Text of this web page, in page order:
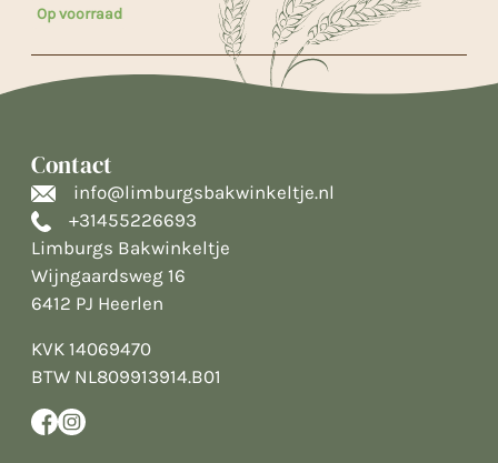
Op voorraad
Contact
info@limburgsbakwinkeltje.nl
+31455226693
Limburgs Bakwinkeltje
Wijngaardsweg 16
6412 PJ Heerlen
KVK 14069470
BTW NL809913914.B01